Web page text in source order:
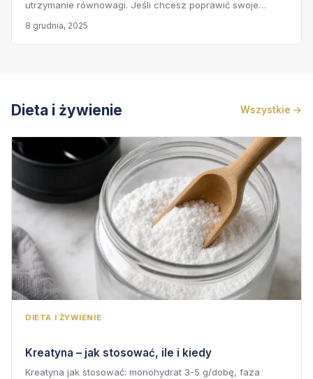
utrzymanie równowagi. Jeśli chcesz poprawić swoje…
8 grudnia, 2025
Dieta i żywienie Wszystkie →
DIETA I ŻYWIENIE
Kreatyna – jak stosować, ile i kiedy
Kreatyna jak stosować: monohydrat 3-5 g/dobę, faza